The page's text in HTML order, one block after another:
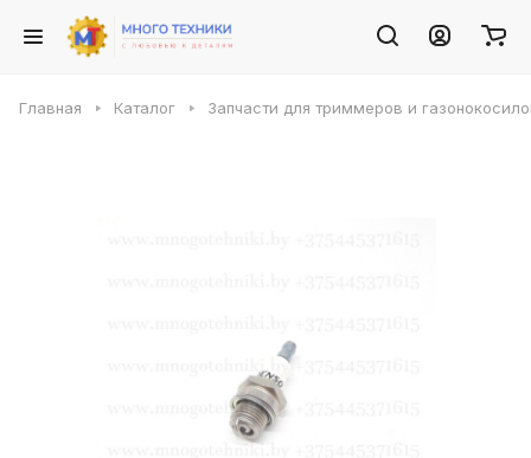
Главная Каталог Запчасти для триммеров и